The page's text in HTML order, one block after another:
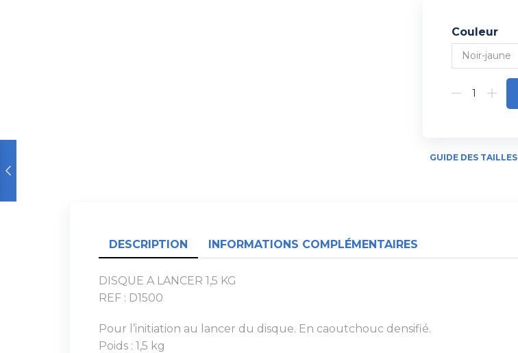
Couleur
GUIDE DES TAILLES
DESCRIPTION INFORMATIONS COMPLÉMENTAIRES
DISQUE A LANCER 1,5 KG
REF : D1500
Pour l’initiation au lancer du disque. En caoutchouc densifié.
Poids : 1,5 kg